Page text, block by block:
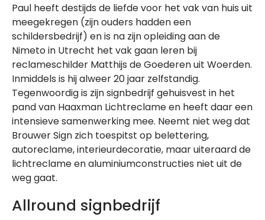
Paul heeft destijds de liefde voor het vak van huis uit
meegekregen (zijn ouders hadden een
schildersbedrijf) en is na zijn opleiding aan de
Nimeto in Utrecht het vak gaan leren bij
reclameschilder Matthijs de Goederen uit Woerden.
Inmiddels is hij alweer 20 jaar zelfstandig.
Tegenwoordig is zijn signbedrijf gehuisvest in het
pand van Haaxman Lichtreclame en heeft daar een
intensieve samenwerking mee. Neemt niet weg dat
Brouwer Sign zich toespitst op belettering,
autoreclame, interieurdecoratie, maar uiteraard de
lichtreclame en aluminiumconstructies niet uit de
weg gaat.
Allround signbedrijf